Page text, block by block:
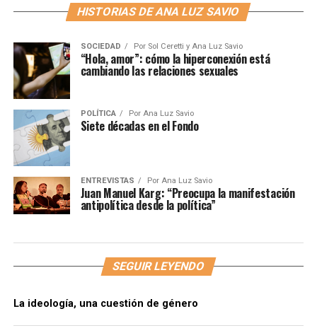
HISTORIAS DE ANA LUZ SAVIO
SOCIEDAD Por Sol Ceretti y Ana Luz Savio
“Hola, amor”: cómo la hiperconexión está
cambiando las relaciones sexuales
POLÍTICA Por Ana Luz Savio
Siete décadas en el Fondo
ENTREVISTAS Por Ana Luz Savio
Juan Manuel Karg: “Preocupa la manifestación
antipolítica desde la política”
SEGUIR LEYENDO
La ideología, una cuestión de género